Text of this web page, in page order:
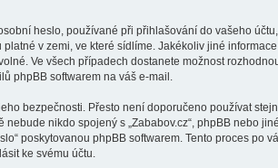
heslo, používané při přihlašování do vašeho
v zemi, ve které sídlíme. Jakékoliv jiné
Ve všech případech dostanete možnost
phpBB softwarem na váš e-mail.
bezpečnosti. Přesto není doporučeno používat
nebude nikdo spojený s „Zababov.cz“, phpBB nebo
poskytovanou phpBB softwarem. Tento proces
ke svému účtu.